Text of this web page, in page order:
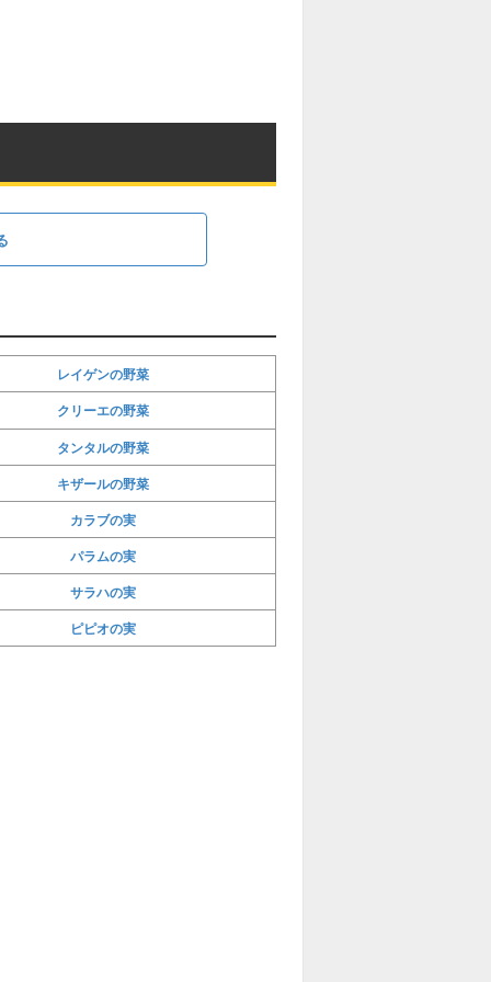
レイゲンの野菜
クリーエの野菜
タンタルの野菜
キザールの野菜
カラブの実
パラムの実
サラハの実
ピピオの実